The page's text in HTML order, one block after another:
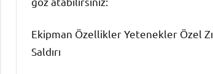
Ekipman Özellikler Yetenekler Özel
Saldırı